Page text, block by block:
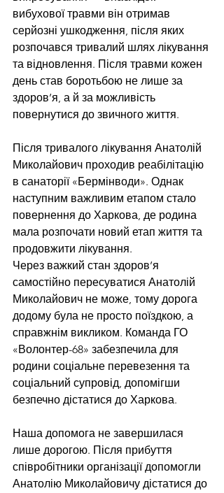
вибухової травми він отримав
серйозні ушкодження, після яких
розпочався тривалий шлях лікування
та відновлення. Після травми кожен
день став боротьбою не лише за
здоров’я, а й за можливість
повернутися до звичного життя.
Після тривалого лікування Анатолій
Миколайович проходив реабілітацію
в санаторії «Бермінводи». Однак
наступним важливим етапом стало
повернення до Харкова, де родина
мала розпочати новий етап життя та
продовжити лікування.
Через важкий стан здоров’я
самостійно пересуватися Анатолій
Миколайович не може, тому дорога
додому була не просто поїздкою, а
справжнім викликом. Команда ГО
«Волонтер-68» забезпечила для
родини соціальне перевезення та
соціальний супровід, допомігши
безпечно дістатися до Харкова.
Наша допомога не завершилася
лише дорогою. Після прибуття
співробітники організації допомогли
Анатолію Миколайовичу дістатися до